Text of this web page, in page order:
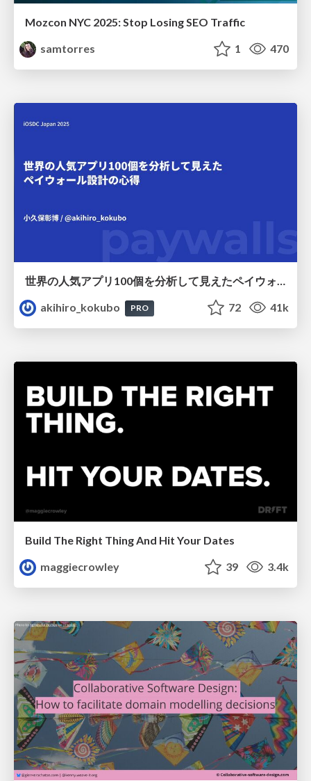
Mozcon NYC 2025: Stop Losing SEO Traffic
samtorres
1 470
世界の人気アプリ100個を分析して見えたペイウォール設計の心得
akihiro_kokubo
PRO 72 41k
Build The Right Thing And Hit Your Dates
maggiecrowley
39 3.4k